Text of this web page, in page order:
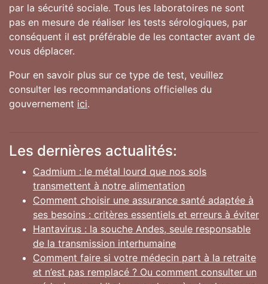
par la sécurité sociale. Tous les laboratoires ne sont
pas en mesure de réaliser les tests sérologiques, par
conséquent il est préférable de les contacter avant de
vous déplacer.
Pour en savoir plus sur ce type de test, veuillez
consulter les recommandations officielles du
gouvernement ici.
Les dernières actualités:
Cadmium : le métal lourd que nos sols
transmettent à notre alimentation
Comment choisir une assurance santé adaptée à
ses besoins : critères essentiels et erreurs à éviter
Hantavirus : la souche Andes, seule responsable
de la transmission interhumaine
Comment faire si votre médecin part à la retraite
et n’est pas remplacé ? Ou comment consulter un